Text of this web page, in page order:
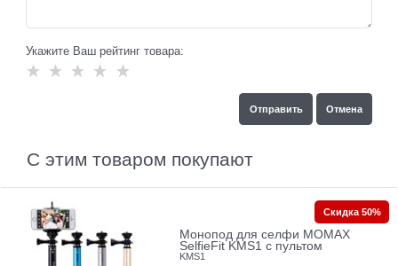
Укажите Ваш рейтинг товара:
С этим товаром покупают
Монопод для селфи MOMAX
SelfieFit KMS1 с пультом
KMS1
Скидка 50%